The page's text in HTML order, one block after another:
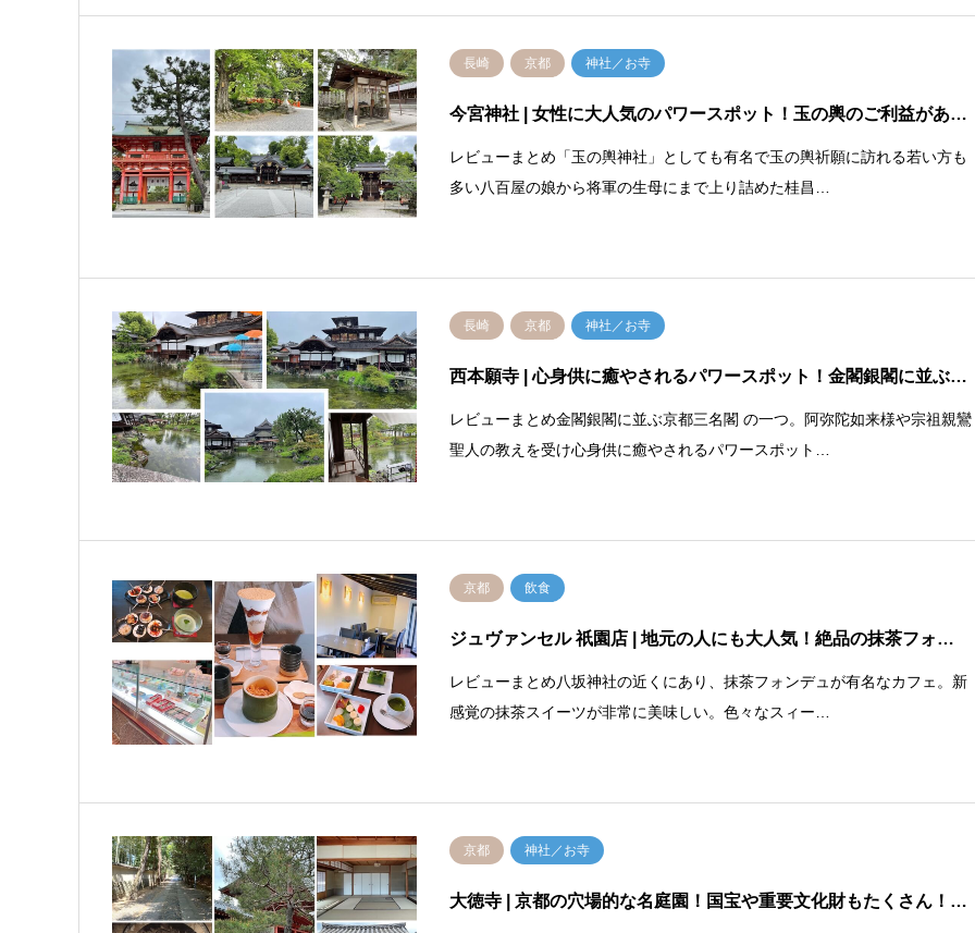
長崎 京都 神社／お寺
今宮神社 | 女性に大人気のパワースポット！玉の輿のご利益があ…
レビューまとめ「玉の輿神社」としても有名で玉の輿祈願に訪れる若い方も
多い八百屋の娘から将軍の生母にまで上り詰めた桂昌…
長崎 京都 神社／お寺
西本願寺 | 心身供に癒やされるパワースポット！金閣銀閣に並ぶ…
レビューまとめ金閣銀閣に並ぶ京都三名閣 の一つ。阿弥陀如来様や宗祖親鸞
聖人の教えを受け心身供に癒やされるパワースポット…
京都 飲食
ジュヴァンセル 祇園店 | 地元の人にも大人気！絶品の抹茶フォ…
レビューまとめ八坂神社の近くにあり、抹茶フォンデュが有名なカフェ。新
感覚の抹茶スイーツが非常に美味しい。色々なスィー…
京都 神社／お寺
大徳寺 | 京都の穴場的な名庭園！国宝や重要文化財もたくさん！…